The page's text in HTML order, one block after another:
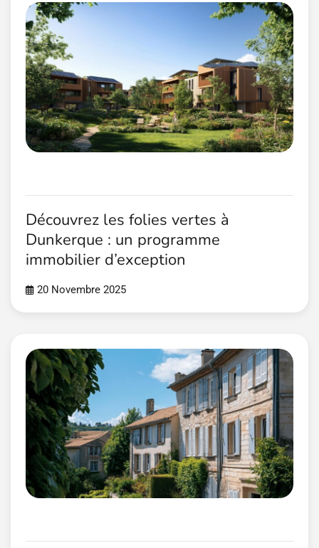
Découvrez les folies vertes à
Dunkerque : un programme
immobilier d’exception
20 Novembre 2025